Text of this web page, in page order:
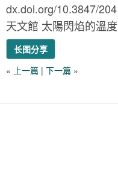
dx.doi.org/10.3847/
天文館 太陽閃焰的溫
长图分享
« 上一篇 | 下一篇 »